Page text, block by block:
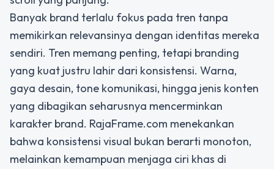
Banyak brand terlalu fokus pada tren tanpa
memikirkan relevansinya dengan identitas mereka
sendiri. Tren memang penting, tetapi branding
yang kuat justru lahir dari konsistensi. Warna,
gaya desain, tone komunikasi, hingga jenis konten
yang dibagikan seharusnya mencerminkan
karakter brand. RajaFrame.com menekankan
bahwa konsistensi visual bukan berarti monoton,
melainkan kemampuan menjaga ciri khas di